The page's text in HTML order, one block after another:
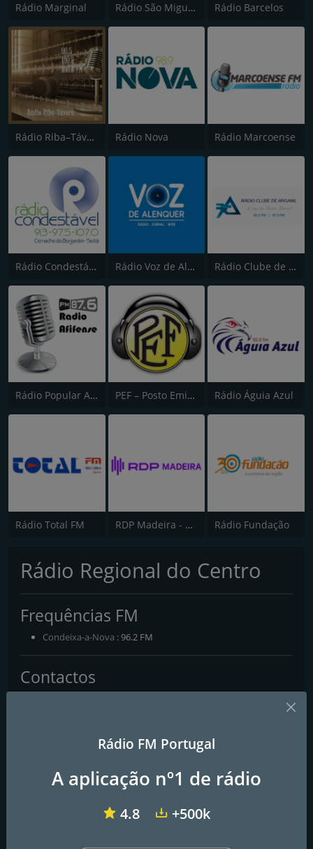
Rádio Marginal Rádio São Miguel 93.5 Rádio Barcelos
Rádio Riba–Távora Rádio Nova Rádio Marcoense
Rádio Condestável Rádio Voz de Alenquer Rádio Clube de Arganil
Rádio Popular Afifense PEF – Posto Emissor do Funchal (Canal 2) Rádio Águia Azul
Rádio Total FM RDP Madeira - Antena 3 Rádio Fundação
Rádio Regional do Centro
Frequências FM
Condeixa-a-Nova : 96.2 FM
Contactos
239 497 750
radioregionaldocentro.estudios@gmail.com
Rádio FM Portugal
A aplicação nº1 de rádio
4.8 +500k